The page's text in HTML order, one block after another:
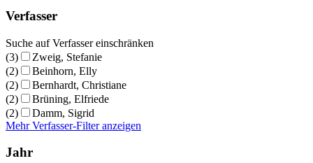
Verfasser
Suche auf Verfasser einschränken
(3)
Zweig, Stefanie
(2)
Beinhorn, Elly
(2)
Bernhardt, Christiane
(2)
Brüning, Elfriede
(2)
Damm, Sigrid
Mehr Verfasser-Filter anzeigen
Jahr